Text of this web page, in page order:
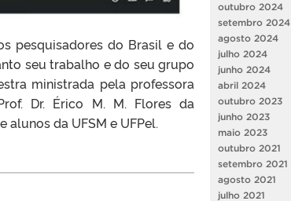
pesquisadores do Brasil e do
seu trabalho e do seu grupo
ministrada pela professora
Dr. Érico M. M. Flores da
alunos da UFSM e UFPel.
outubro 2024
setembro 2024
agosto 2024
julho 2024
junho 2024
abril 2024
outubro 2023
junho 2023
maio 2023
outubro 2021
setembro 2021
agosto 2021
julho 2021